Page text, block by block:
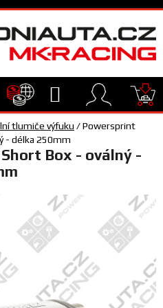
Hledat
tlumiče výfuku /Powersprint
- délka 250mm
Box - oválný -